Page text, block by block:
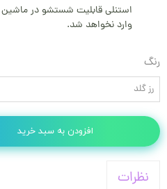
استنلی قابلیت شستشو در ماشین
وارد نخواهد شد.
رنگ
رز گلد
افزودن به سبد خرید
نظرات